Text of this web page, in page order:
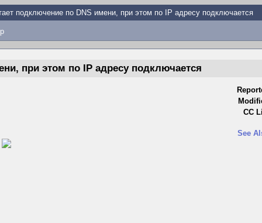
подключение по DNS имени, при этом по IP адресу подключается
при этом по IP адресу подключается
CC
See